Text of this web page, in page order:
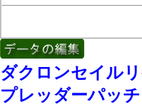
ダクロンセイル
プレッダーパッチ